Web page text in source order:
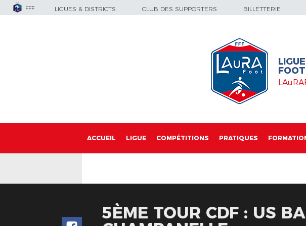
FFF LIGUES & DISTRICTS CLUB DES SUPPORTERS BILLETTERIE
ACCUEIL LIGUE COMPÉTITIONS PRATIQUES
5ÈME TOUR CDF : US